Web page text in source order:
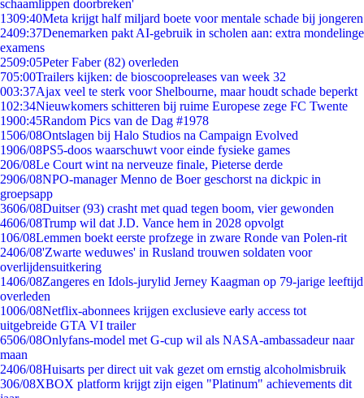
schaamlippen doorbreken'
1309:40Meta krijgt half miljard boete voor mentale schade bij jongeren
2409:37Denemarken pakt AI-gebruik in scholen aan: extra mondelinge
examens
2509:05Peter Faber (82) overleden
705:00Trailers kijken: de bioscoopreleases van week 32
003:37Ajax veel te sterk voor Shelbourne, maar houdt schade beperkt
102:34Nieuwkomers schitteren bij ruime Europese zege FC Twente
1900:45Random Pics van de Dag #1978
1506/08Ontslagen bij Halo Studios na Campaign Evolved
1906/08PS5-doos waarschuwt voor einde fysieke games
206/08Le Court wint na nerveuze finale, Pieterse derde
2906/08NPO-manager Menno de Boer geschorst na dickpic in
groepsapp
3606/08Duitser (93) crasht met quad tegen boom, vier gewonden
4606/08Trump wil dat J.D. Vance hem in 2028 opvolgt
106/08Lemmen boekt eerste profzege in zware Ronde van Polen-rit
2406/08'Zwarte weduwes' in Rusland trouwen soldaten voor
overlijdensuitkering
1406/08Zangeres en Idols-jurylid Jerney Kaagman op 79-jarige leeftijd
overleden
1006/08Netflix-abonnees krijgen exclusieve early access tot
uitgebreide GTA VI trailer
6506/08Onlyfans-model met G-cup wil als NASA-ambassadeur naar
maan
2406/08Huisarts per direct uit vak gezet om ernstig alcoholmisbruik
306/08XBOX platform krijgt zijn eigen "Platinum" achievements dit